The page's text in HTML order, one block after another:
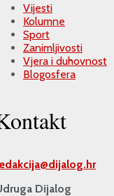
Vijesti
Kolumne
Sport
Zanimljivosti
Vjera i duhovnost
Blogosfera
dijalog.hr
Dijalog